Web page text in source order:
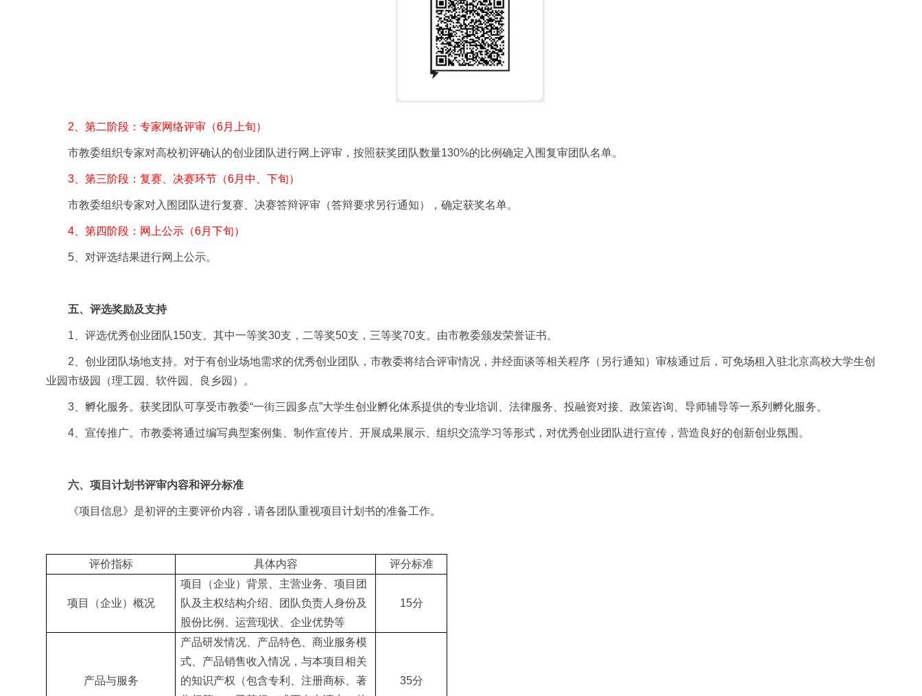
2、第二阶段：专家网络评审（6月上旬）
市教委组织专家对高校初评确认的创业团队进行网上评审，按照获奖团队数量130%的比例确定入围复审团队名单。
3、第三阶段：复赛、决赛环节（6月中、下旬）
市教委组织专家对入围团队进行复赛、决赛答辩评审（答辩要求另行通知），确定获奖名单。
4、第四阶段：网上公示（6月下旬）
5、对评选结果进行网上公示。
五、评选奖励及支持
1、评选优秀创业团队150支。其中一等奖30支，二等奖50支，三等奖70支。由市教委颁发荣誉证书。
2、创业团队场地支持。对于有创业场地需求的优秀创业团队，市教委将结合评审情况，并经面谈等相关程序（另行通知）审核通过后，可免场租入驻北京高校大学生创
业园市级园（理工园、软件园、良乡园）。
3、孵化服务。获奖团队可享受市教委“一街三园多点”大学生创业孵化体系提供的专业培训、法律服务、投融资对接、政策咨询、导师辅导等一系列孵化服务。
4、宣传推广。市教委将通过编写典型案例集、制作宣传片、开展成果展示、组织交流学习等形式，对优秀创业团队进行宣传，营造良好的创新创业氛围。
六、项目计划书评审内容和评分标准
《项目信息》是初评的主要评价内容，请各团队重视项目计划书的准备工作。
评价指标 具体内容 评分标准
项目（企业）概况
项目（企业）背景、主营业务、项目团
队及主权结构介绍、团队负责人身份及
股份比例、运营现状、企业优势等
15分
产品与服务
产品研发情况、产品特色、商业服务模
式、产品销售收入情况，与本项目相关
的知识产权（包含专利、注册商标、著
35分